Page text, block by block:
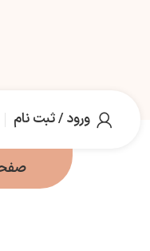
ورود / ثبت نام